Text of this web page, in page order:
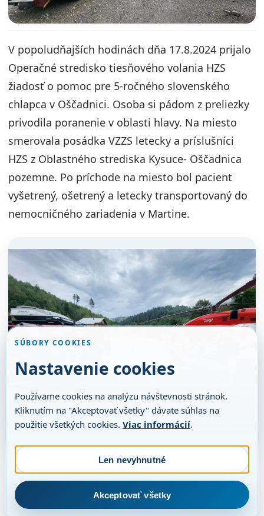
V popoludňajších hodinách dňa 17.8.2024 prijalo
Operačné stredisko tiesňového volania HZS
žiadosť o pomoc pre 5-ročného slovenského
chlapca v Oščadnici. Osoba si pádom z preliezky
privodila poranenie v oblasti hlavy. Na miesto
smerovala posádka VZZS letecky a príslušníci
HZS z Oblastného strediska Kysuce- Oščadnica
pozemne. Po príchode na miesto bol pacient
vyšetrený, ošetrený a letecky transportovaný do
nemocničného zariadenia v Martine.
SÚBORY COOKIES
Nastavenie cookies
Používame cookies na analýzu návštevnosti stránok.
Kliknutím na "Akceptovať všetky" dávate súhlas na
použitie všetkých cookies. Viac informácií.
Len nevyhnutné
Akceptovať všetky